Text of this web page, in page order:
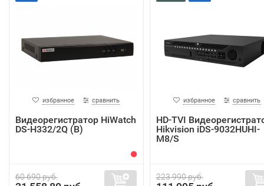
избранное сравнить
Видеорегистратор HiWatch
DS-H332/2Q (B)
60 690 руб.
избранное сравнить
HD-TVI
Hikvision iDS-9032HUHI-
M8/S
223 990 руб.